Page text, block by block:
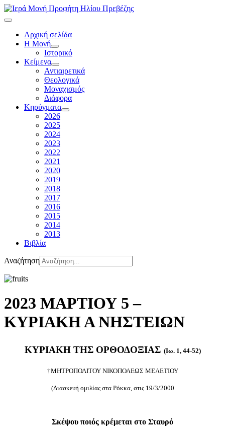
Αρχική σελίδα
Η Μονή
Ιστορικό
Κείμενα
Αντιαιρετικά
Θεολογικά
Μοναχισμός
Διάφορα
Κηρύγματα
2026
2025
2024
2023
2022
2021
2020
2019
2018
2017
2016
2015
2014
2013
Βιβλία
Αναζήτηση
2023 ΜΑΡΤΙΟΥ 5 –
ΚΥΡΙΑΚΗ Α ΝΗΣΤΕΙΩΝ
ΚΥΡΙΑΚΗ ΤΗΣ ΟΡΘΟΔΟΞΙΑΣ (Ιω. 1, 44-52)
†ΜΗΤΡΟΠΟΛΙΤΟΥ ΝΙΚΟΠΟΛΕΩΣ ΜΕΛΕΤΙΟΥ
(Διασκευή ομιλίας στα Ρόκκα, στις 19/3/2000
Σκέψου ποιός κρέμεται στο Σταυρό